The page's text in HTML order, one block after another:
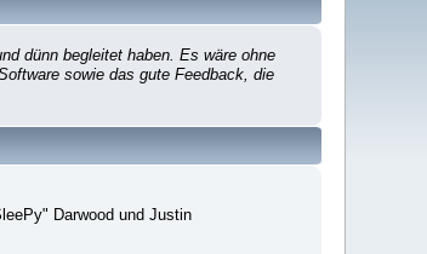
dünn begleitet haben. Es wäre ohne
sowie das gute Feedback, die
Darwood und Justin